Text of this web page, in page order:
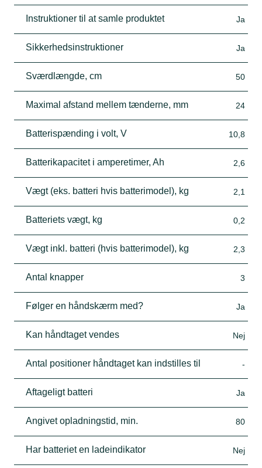
Instruktioner til at samle produktet Ja
Sikkerhedsinstruktioner Ja
Sværdlængde, cm 50
Maximal afstand mellem tænderne, mm 24
Batterispænding i volt, V 10,8
Batterikapacitet i amperetimer, Ah 2,6
Vægt (eks. batteri hvis batterimodel), kg 2,1
Batteriets vægt, kg 0,2
Vægt inkl. batteri (hvis batterimodel), kg 2,3
Antal knapper 3
Følger en håndskærm med? Ja
Kan håndtaget vendes Nej
Antal positioner håndtaget kan indstilles til -
Aftageligt batteri Ja
Angivet opladningstid, min. 80
Har batteriet en ladeindikator Nej